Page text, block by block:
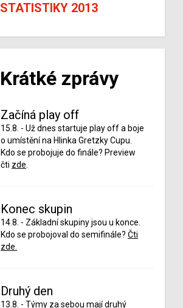
STATISTIKY 2013
Krátké zprávy
Začíná play off
15.8. - Už dnes startuje play off a boje
o umístění na Hlinka Gretzky Cupu.
Kdo se probojuje do finále? Preview
čti zde
Konec skupin
14.8. - Základní skupiny jsou u konce.
Kdo se probojoval do semifinále? Čti
zde.
Druhý den
13.8. - Týmy za sebou mají druhý